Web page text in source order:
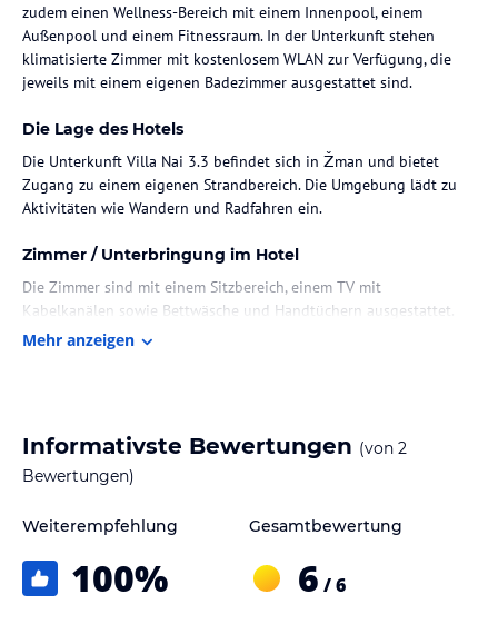
zudem einen Wellness-Bereich mit einem Innenpool, einem
Außenpool und einem Fitnessraum. In der Unterkunft stehen
klimatisierte Zimmer mit kostenlosem WLAN zur Verfügung, die
jeweils mit einem eigenen Badezimmer ausgestattet sind.
Die Lage des Hotels
Die Unterkunft Villa Nai 3.3 befindet sich in Žman und bietet
Zugang zu einem eigenen Strandbereich. Die Umgebung lädt zu
Aktivitäten wie Wandern und Radfahren ein.
Zimmer / Unterbringung im Hotel
Die Zimmer sind mit einem Sitzbereich, einem TV mit
Kabelkanälen sowie Bettwäsche und Handtüchern ausgestattet.
Anfrage sind auch vegetarische, milchfreie und vegane
Menüoptionen erhältlich.
In der Anlage können Gäste Tennis spielen. Die Gegend um die
Unterkunft bietet zahlreiche Möglichkeiten zum Wandern und
Radfahren.
Mehr anzeigen
Informativste Bewertungen (von 2
Bewertungen)
Weiterempfehlung
100%
Gesamtbewertung
6 / 6